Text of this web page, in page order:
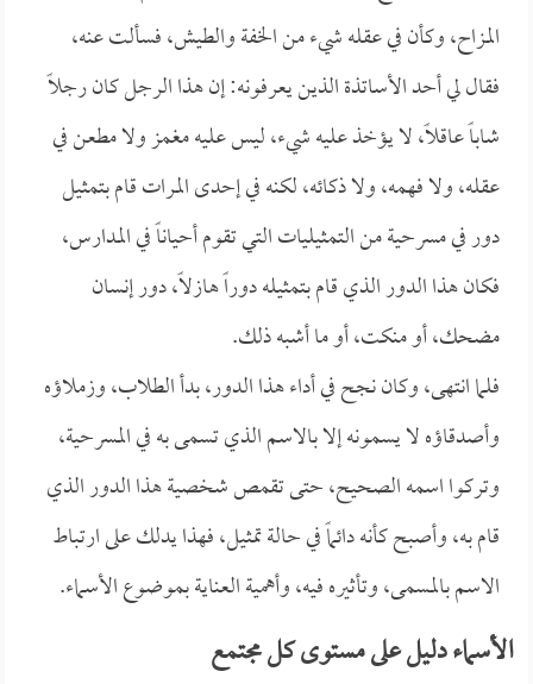
المزاح، وكأن في عقله شيء من الخفة والطيش، فسألت عنه،
فقال لي أحد الأساتذة الذين يعرفونه: إن هذا الرجل كان رجلاً
شاباً عاقلاً، لا يؤخذ عليه شيء، ليس عليه مغمز ولا مطعن في
عقله، ولا فهمه، ولا ذكائه، لكنه في إحدى المرات قام بتمثيل
دور في مسرحية من التمثيليات التي تقوم أحياناً في المدارس،
فكان هذا الدور الذي قام بتمثيله دوراً هازلاً، دور إنسان
مضحك، أو منكت، أو ما أشبه ذلك.
فلما انتهى، وكان نجح في أداء هذا الدور، بدأ الطلاب، وزملاؤه
وأصدقاؤه لا يسمونه إلا بالاسم الذي تسمى به في المسرحية،
وتركوا اسمه الصحيح، حتى تقمص شخصية هذا الدور الذي
قام به، وأصبح كأنه دائماً في حالة تمثيل، فهذا يدلك على ارتباط
الاسم بالمسمى، وتأثيره فيه، وأهمية العناية بموضوع الأسماء.
الأسماء دليل على مستوى كل مجتمع